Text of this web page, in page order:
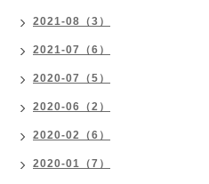
2021-08（3）
2021-07（6）
2020-07（5）
2020-06（2）
2020-02（6）
2020-01（7）